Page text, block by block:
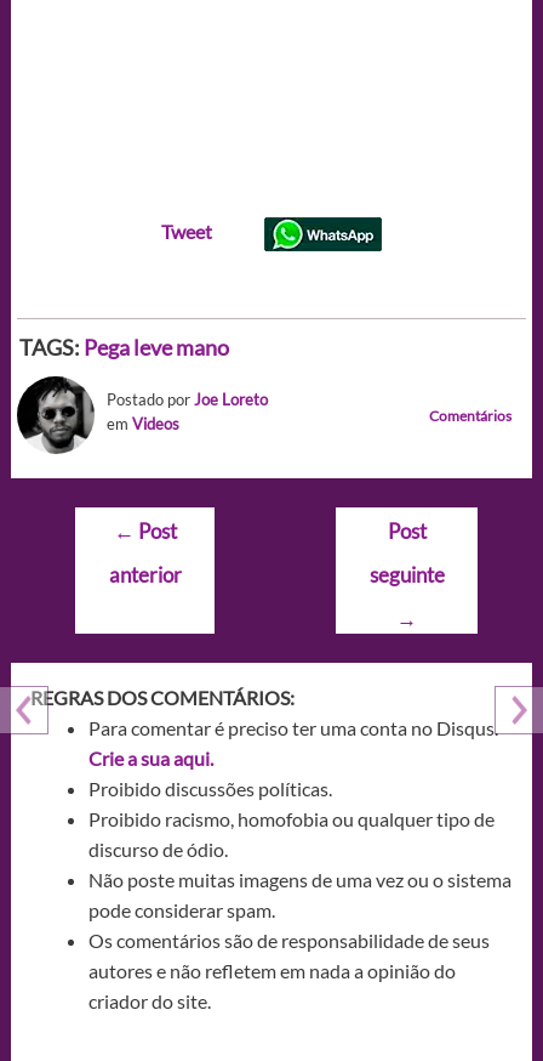
Tweet
TAGS: Pega leve mano
Postado porJoe Loreto
em Videos Comentários
Navegação
Post
← Post
anterior
Post
seguinte
→
REGRAS DOS COMENTÁRIOS:
Para comentar é preciso ter uma conta no Disqus.
Crie a sua aqui.
Proibido discussões políticas.
Proibido racismo, homofobia ou qualquer tipo de
discurso de ódio.
Não poste muitas imagens de uma vez ou o sistema
pode considerar spam.
Os comentários são de responsabilidade de seus
autores e não refletem em nada a opinião do
criador do site.